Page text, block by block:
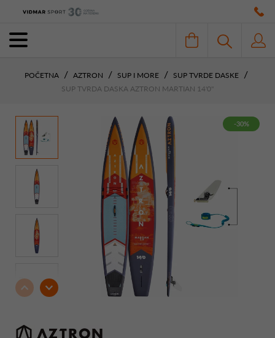
POČETNA AZTRON SUP I MORE
SUP TVRDE DASKE
SUP TVRDA DASKA AZTRON MARTIAN 14'0"
-30%